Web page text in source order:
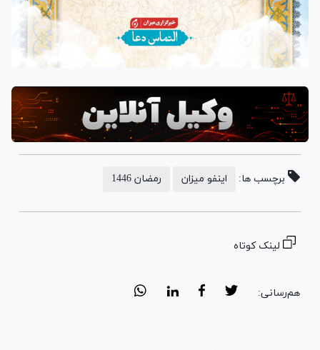
برچسب ها: اینفو میزان رمضان 1446
لینک کوتاه
هم‌رسانی: